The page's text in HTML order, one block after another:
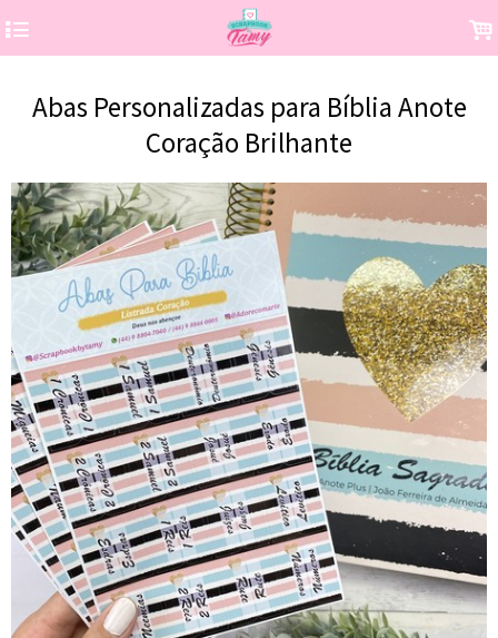
4 .
Abas Personalizadas para Bíblia Anote
Coração Brilhante